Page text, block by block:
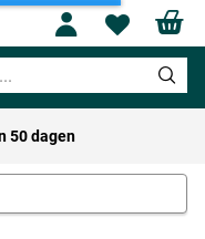
Profile
Handle
50 dagen